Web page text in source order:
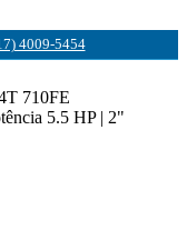
4009-5454
710FE
5.5 HP | 2"